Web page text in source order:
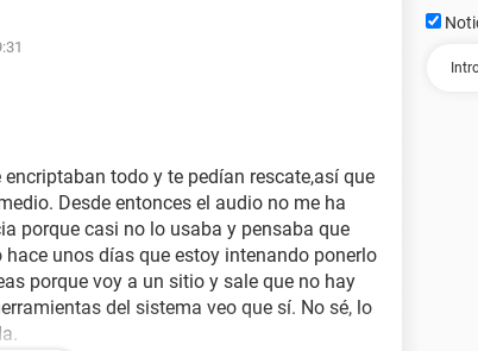
todo y te pedían rescate,así que
Desde entonces el audio no me ha
porque casi no lo usaba y pensaba que
unos días que estoy intenando ponerlo
porque voy a un sitio y sale que no hay
del sistema veo que sí. No sé, lo